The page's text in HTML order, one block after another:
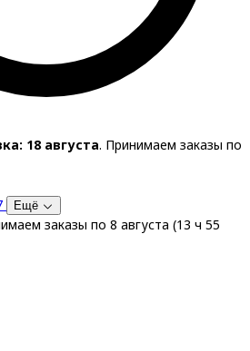
18 августа. Принимаем заказы по
Ещё
заказы по 8 августа (13 ч 55